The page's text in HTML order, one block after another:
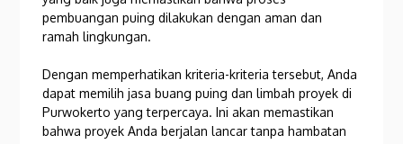
pembuangan puing dilakukan dengan aman dan
ramah lingkungan.
Dengan memperhatikan kriteria-kriteria tersebut, Anda
dapat memilih jasa buang puing dan limbah proyek di
Purwokerto yang terpercaya. Ini akan memastikan
bahwa proyek Anda berjalan lancar tanpa hambatan